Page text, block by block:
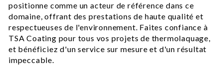
positionne comme un acteur de référence dans ce
domaine, offrant des prestations de haute qualité et
respectueuses de l'environnement. Faites confiance à
TSA Coating pour tous vos projets de thermolaquage,
et bénéficiez d'un service sur mesure et d'un résultat
impeccable.